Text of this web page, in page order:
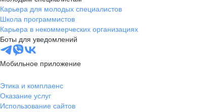
Карьера для молодых специалистов
Школа программистов
Карьера в некоммерческих организациях
Боты для уведомлений
Мобильное приложение
Этика и комплаенс
Оказание услуг
Использование сайтов